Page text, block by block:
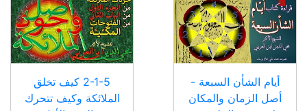
أيام الشأن السبعة -
أصل الزمان والمكان
2-1-5 كيف تخلق
الملائكة وكيف تتحرك